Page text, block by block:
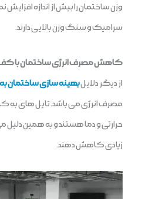
وزن ساختمان را بیش از اندازه
سرامیک و سنگ وزن بالایی دارند.
کاهش مصرف انرژی ساختمان با
از دیگر دلایلبهینه سازی
مصرف انرژی می باشد. تایل های به
حرارتی و دما هستند و به همین دلیل
زیادی کاهش دهند.